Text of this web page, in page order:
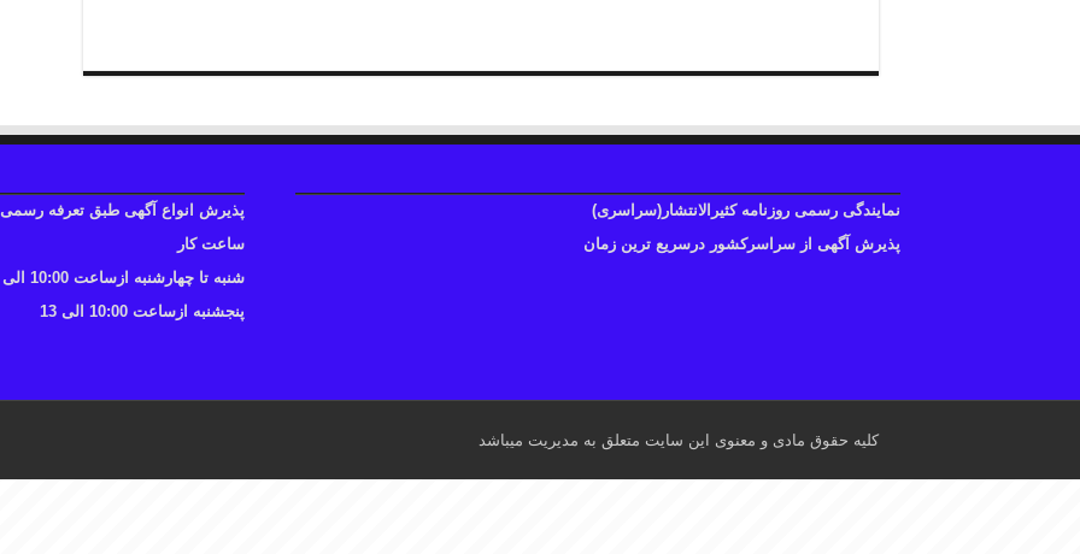
نمایندگی رسمی روزنامه کثیرالانتشار(سراسری)
پذیرش آگهی از سراسرکشور درسریع ترین زمان
پذیرش انواع آگهی طبق تعرفه رسمی
ساعت کار
شنبه تا چهارشنبه ازساعت 10:00 الی 17
پنجشنبه ازساعت 10:00 الی 13
کلیه حقوق مادی و معنوی این سایت متعلق به مدیریت میباشد